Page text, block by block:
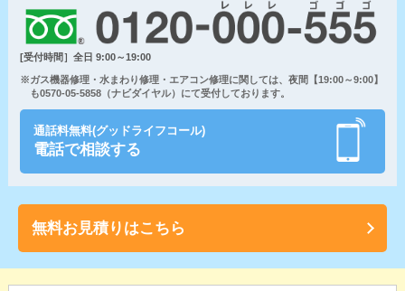
[受付時間］全日 9:00～19:00
※ガス機器修理・水まわり修理・エアコン修理に関しては、夜間【19:00～9:00】
も0570-05-5858（ナビダイヤル）にて受付しております。
通話料無料(グッドライフコール)
電話で相談する
無料お見積りはこちら